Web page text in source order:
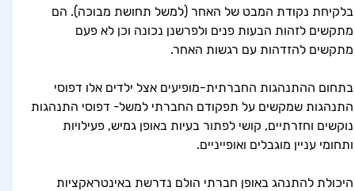
בלקיחת נקודת המבט של האחר (למשל תחושת מבוכה). הם
מתקשים לזהות הבעות פנים ולפרשנן נכונה וכן לא פעם
מתקשים להזדהות עם רגשות האחר.
בתחום ההתנהגות החברתית-מופיעים אצל ילדים אלו דפוסי
התנהגות שמקשים על תפקודם החברתי למשל- דפוסי התנהגות
נוקשים וחזרתיים, קושי לפתור בעיות באופן גמיש, פעילויות
ותחומי עניין מוגבלים ואופייניים.
היכולת להתנהג באופן חברתי הולם נדרשת באינטראקציות